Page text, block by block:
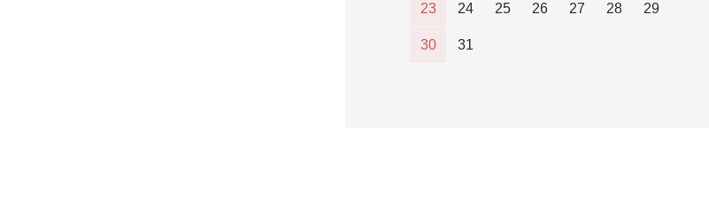
23 24 25 26 27 28 29
30 31